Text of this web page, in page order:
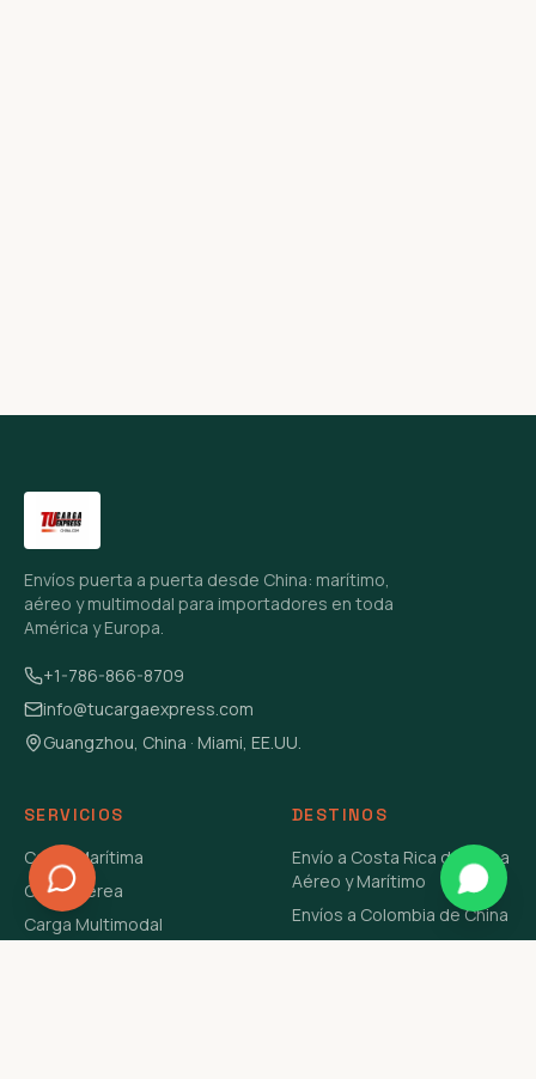
Envíos puerta a puerta desde China: marítimo,
aéreo y multimodal para importadores en toda
América y Europa.
+1-786-866-8709
info@tucargaexpress.com
Guangzhou, China · Miami, EE.UU.
SERVICIOS
Carga Marítima
Carga Aérea
Carga Multimodal
DESTINOS
Envío a Costa Rica de China
Aéreo y Marítimo
Envíos a Colombia de China